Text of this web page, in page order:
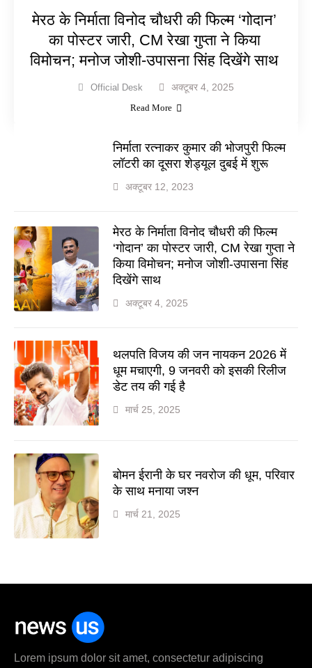
मेरठ के निर्माता विनोद चौधरी की फिल्म ‘गोदान’
का पोस्टर जारी, CM रेखा गुप्ता ने किया
विमोचन; मनोज जोशी-उपासना सिंह दिखेंगे साथ
Official Desk अक्टूबर 4, 2025
Read More
निर्माता रत्नाकर कुमार की भोजपुरी फिल्म
लॉटरी का दूसरा शेड्यूल दुबई में शुरू
अक्टूबर 12, 2023
मेरठ के निर्माता विनोद चौधरी की फिल्म
‘गोदान’ का पोस्टर जारी, CM रेखा गुप्ता ने
किया विमोचन; मनोज जोशी-उपासना सिंह
दिखेंगे साथ
अक्टूबर 4, 2025
थलपति विजय की जन नायकन 2026 में
धूम मचाएगी, 9 जनवरी को इसकी रिलीज
डेट तय की गई है
मार्च 25, 2025
बोमन ईरानी के घर नवरोज की धूम, परिवार
के साथ मनाया जश्न
मार्च 21, 2025
Lorem ipsum dolor sit amet, consectetur adipiscing